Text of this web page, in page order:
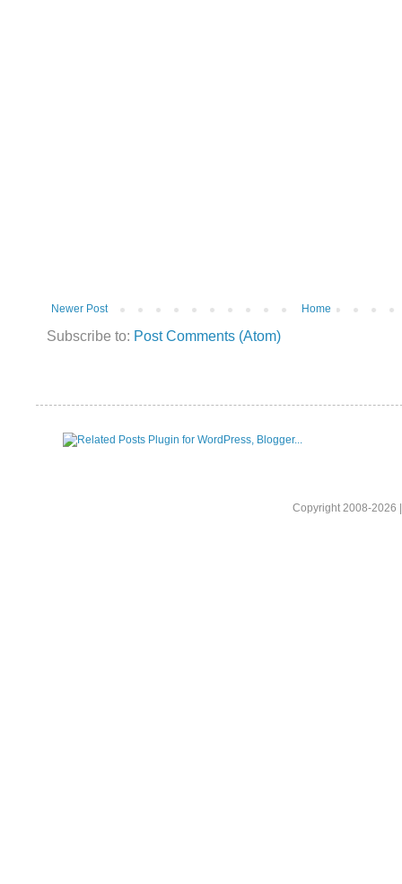
Newer Post Home
Subscribe to: Post Comments (Atom)
Copyright 2008-2026